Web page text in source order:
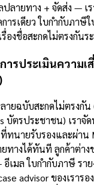
ปลายทาง + จัดส่ง —
ารเดียว ใบกำกับภาษี
องชื่อสะกดไม่ตรงกัน
รประเมินความเ
ายฉบับสะกดไม่ตรงกั
บัตรประชาชน) เราจั
ที่ทนายรับรองและผ่า
ทางได้ทันที ลูกค้าต่าง
เมล ใบกำกับภาษี รา
advisor ของเรารอ